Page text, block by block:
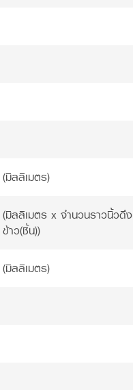
(มิลลิเมตร)
(มิลลิเมตร x จำนวนราวนิ้วดึง
ข้าว(ชิ้น))
(มิลลิเมตร)